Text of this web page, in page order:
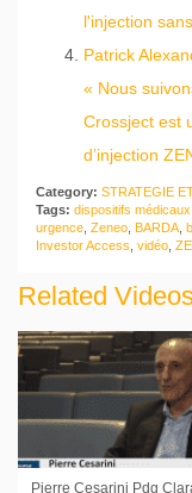
l'injection
Patrick
« Nous
Crossject est
d’injection
Category: STRATEGIE
Tags: dispositifs médicaux
urgence Zeneo BARDA
Investor Access vidéo
Related